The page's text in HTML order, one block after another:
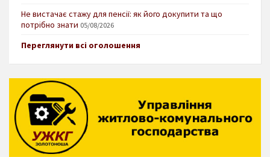
Не вистачає стажу для пенсії: як його докупити та що
потрібно знати 05/08/2026
Переглянути всі оголошення